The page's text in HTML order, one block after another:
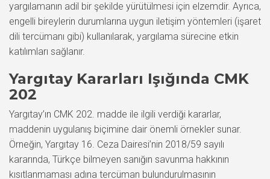
yargılamanın adil bir şekilde yürütülmesi için elzemdir. Ayrıca,
engelli bireylerin durumlarına uygun iletişim yöntemleri (işaret
dili tercümanı gibi) kullanılarak, yargılama sürecine etkin
katılımları sağlanır.
Yargıtay Kararları Işığında CMK
202
Yargıtay’ın CMK 202. madde ile ilgili verdiği kararlar,
maddenin uygulanış biçimine dair önemli örnekler sunar.
Örneğin, Yargıtay 16. Ceza Dairesi’nin 2018/59 sayılı
kararında, Türkçe bilmeyen sanığın savunma hakkının
kısıtlanmaması adına tercüman bulundurulmasının